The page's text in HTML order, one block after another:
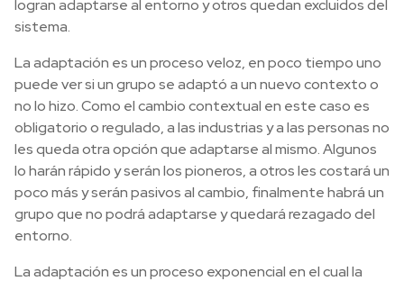
logran adaptarse al entorno y otros quedan excluidos del
sistema.
La adaptación es un proceso veloz, en poco tiempo uno
puede ver si un grupo se adaptó a un nuevo contexto o
no lo hizo. Como el cambio contextual en este caso es
obligatorio o regulado, a las industrias y a las personas no
les queda otra opción que adaptarse al mismo. Algunos
lo harán rápido y serán los pioneros, a otros les costará un
poco más y serán pasivos al cambio, finalmente habrá un
grupo que no podrá adaptarse y quedará rezagado del
entorno.
La adaptación es un proceso exponencial en el cual la